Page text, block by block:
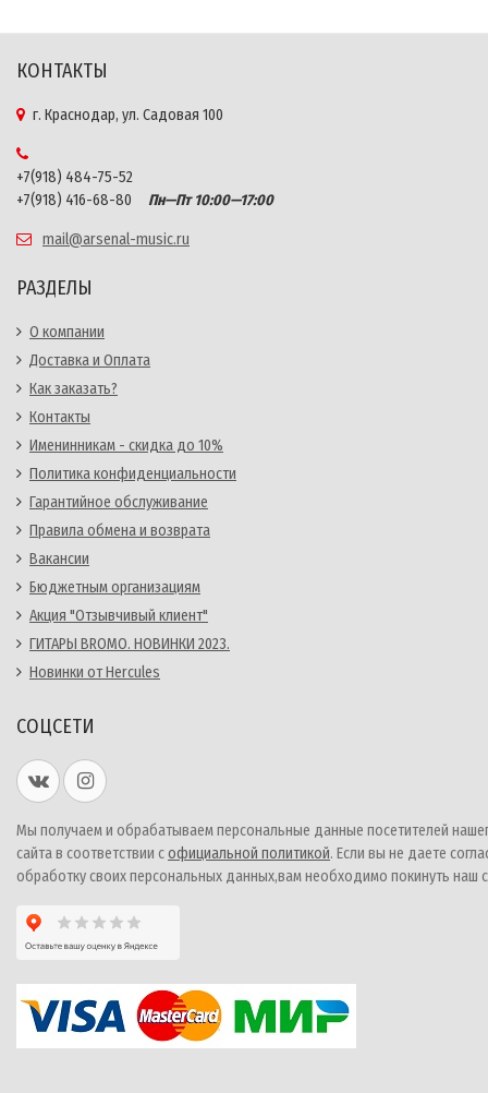
КОНТАКТЫ
г. Краснодар, ул. Садовая 100
+7(918) 484-75-52
+7(918) 416-68-80
Пн—Пт 10:00—17:00
mail@arsenal-music.ru
РАЗДЕЛЫ
О компании
Доставка и Оплата
Как заказать?
Контакты
Именинникам - скидка до 10%
Политика конфиденциальности
Гарантийное обслуживание
Правила обмена и возврата
Вакансии
Бюджетным организациям
Акция "Отзывчивый клиент"
ГИТАРЫ BROMO. НОВИНКИ 2023.
Новинки от Hercules
СОЦСЕТИ
Мы получаем и обрабатываем персональные данные посетителей
сайта в соответствии софициальной политикой. Если вы не даете
обработку своих персональных данных,вам необходимо покинуть наш